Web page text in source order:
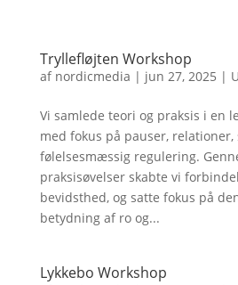
Tryllefløjten Workshop
af nordicmedia | jun 27, 2025 |
Vi samlede teori og praksis i en
med fokus på pauser, relationer,
følelsesmæssig regulering.
praksisøvelser skabte vi
bevidsthed, og satte fokus på
betydning af ro og...
Lykkebo Workshop